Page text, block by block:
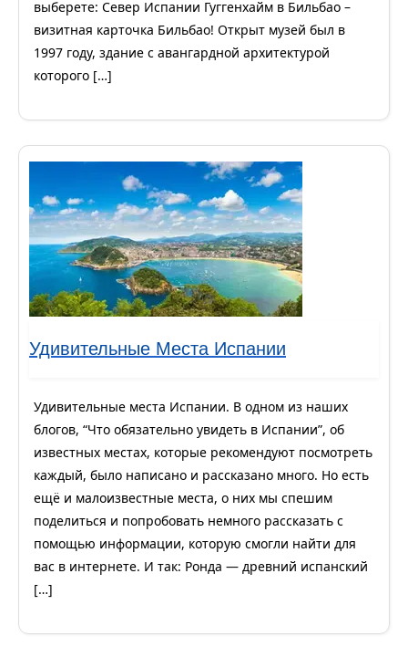
выберете: Север Испании Гуггенхайм в Бильбао –
визитная карточка Бильбао! Открыт музей был в
1997 году, здание с авангардной архитектурой
которого […]
Удивительные Места Испании
Удивительные места Испании. В одном из наших
блогов, “Что обязательно увидеть в Испании”, об
известных местах, которые рекомендуют посмотреть
каждый, было написано и рассказано много. Но есть
ещё и малоизвестные места, о них мы спешим
поделиться и попробовать немного рассказать с
помощью информации, которую смогли найти для
вас в интернете. И так: Ронда — древний испанский
[…]